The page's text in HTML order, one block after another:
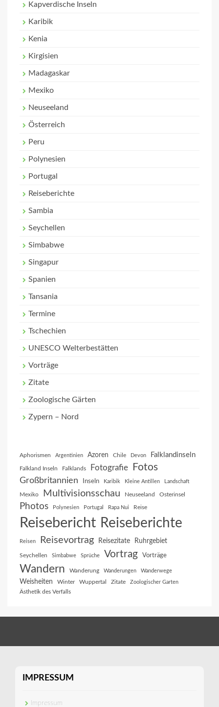
Kapverdische Inseln
Karibik
Kenia
Kirgisien
Madagaskar
Mexiko
Neuseeland
Österreich
Peru
Polynesien
Portugal
Reiseberichte
Sambia
Seychellen
Simbabwe
Singapur
Spanien
Tansania
Termine
Tschechien
UNESCO Welterbestätten
Vorträge
Zitate
Zoologische Gärten
Zypern – Nord
Aphorismen Argentinien Azoren Chile Devon Falklandinseln
Falkland Inseln Falklands Fotografie Fotos
Großbritannien Inseln Karibik Kleine Antillen Landschaft
Mexiko Multivisionsschau Neuseeland Osterinsel
Photos Polynesien Portugal Rapa Nui Reise
Reisebericht Reiseberichte
Reisen Reisevortrag Reisezitate Ruhrgebiet
Seychellen Simbabwe Sprüche Vortrag Vorträge
Wandern Wanderung Wanderungen Wanderwege
Weisheiten Winter Wuppertal Zitate Zoologischer Garten
Ästhetik des Verfalls
IMPRESSUM
Impressum